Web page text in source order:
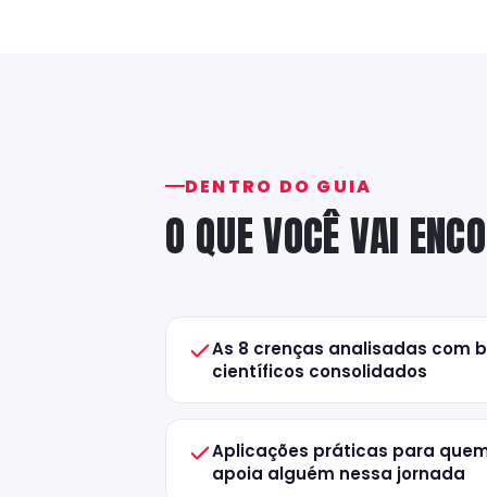
DENTRO DO GUIA
O QUE VOCÊ VAI
As 8 crenças analisadas com
científicos consolidados
Aplicações práticas para
apoia alguém nessa jornada